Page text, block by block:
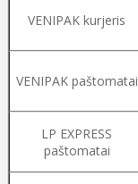
VENIPAK kurjeris
VENIPAK paštomatai
LP EXPRESS
paštomatai